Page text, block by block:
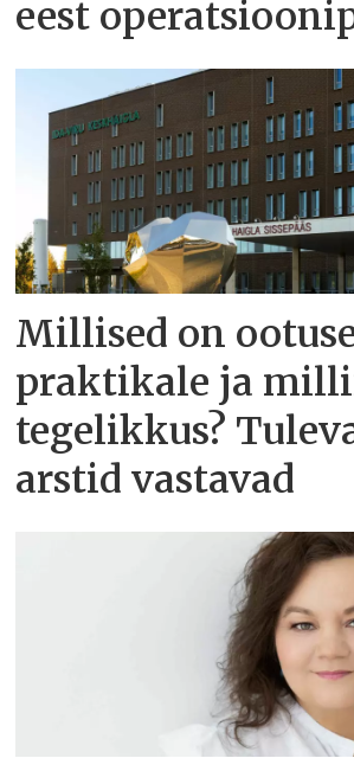
eest
Millised on
praktikale ja
tegelikkus?
arstid vastavad